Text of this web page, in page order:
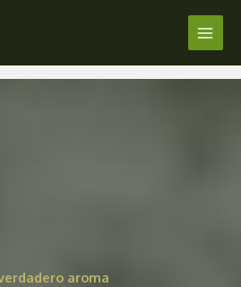
Main
Menu
CBD en Sella
aroma